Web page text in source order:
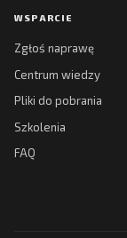
WSPARCIE
Zgłoś naprawę
Centrum wiedzy
Pliki do pobrania
Szkolenia
FAQ